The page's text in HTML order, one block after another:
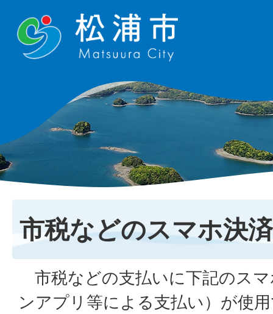
市税などのスマホ決済
市税などの支払いに下記のス
ンアプリ等による支払い）が使